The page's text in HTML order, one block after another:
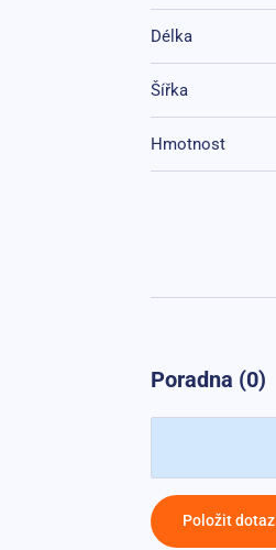
Délka
Šířka
Hmotnost
Poradna (0)
Položit dotaz